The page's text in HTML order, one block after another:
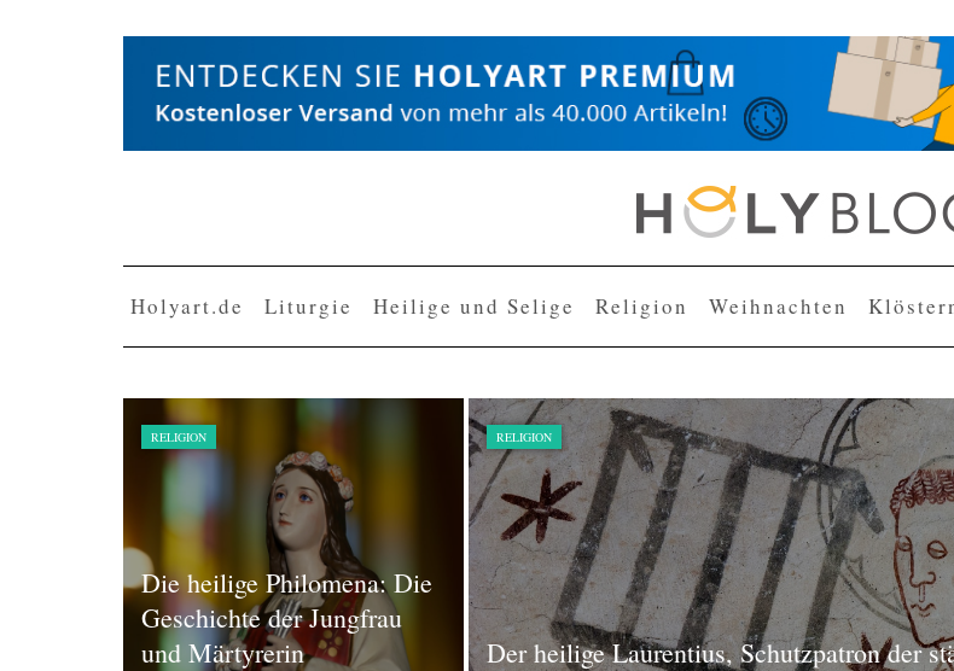
Holyart.de Liturgie Heilige und Selige Religion Weihnachten
RELIGION
Die heilige Philomena: Die
Geschichte der Jungfrau
und Märtyrerin
RELIGION
Der heilige Laurentius, Schutzpatron der